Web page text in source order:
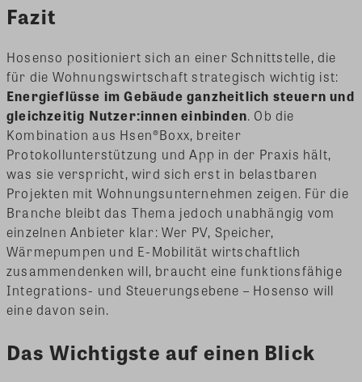
Fazit
Hosenso positioniert sich an einer Schnittstelle, die
für die Wohnungswirtschaft strategisch wichtig ist:
Energieflüsse im Gebäude ganzheitlich steuern und
gleichzeitig Nutzer:innen einbinden. Ob die
Kombination aus Hsen®Boxx, breiter
Protokollunterstützung und App in der Praxis hält,
was sie verspricht, wird sich erst in belastbaren
Projekten mit Wohnungsunternehmen zeigen. Für die
Branche bleibt das Thema jedoch unabhängig vom
einzelnen Anbieter klar: Wer PV, Speicher,
Wärmepumpen und E-Mobilität wirtschaftlich
zusammendenken will, braucht eine funktionsfähige
Integrations- und Steuerungsebene – Hosenso will
eine davon sein.
Das Wichtigste auf einen Blick